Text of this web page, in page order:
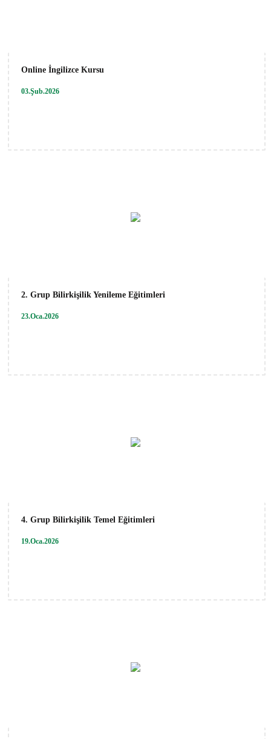
Online İngilizce Kursu
03.Şub.2026
2. Grup Bilirkişilik Yenileme Eğitimleri
23.Oca.2026
4. Grup Bilirkişilik Temel Eğitimleri
19.Oca.2026